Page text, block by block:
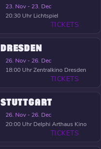
23. Nov - 23. Dec
20:30 Uhr Lichtspiel
TICKETS
DRESDEN
26. Nov - 26. Dec
18:00 UhrZentralkino Dresden
TICKETS
STUTTGART
26. Nov - 26. Dec
20:00 Uhr Delphi Arthaus Kino
TICKETS